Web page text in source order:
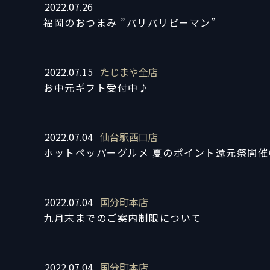
2022.07.26
福岡のおつまみ ”パリパリピーマン”
2022.07.15 たじまや全店
お中元ギフト受付中♪
2022.07.04 仙台駅西口店
ホットペッパーグルメ 夏のポイント還元祭開
2022.07.04 国分町本店
九月末までのご案内制限について
2022.07.04 国分町本店